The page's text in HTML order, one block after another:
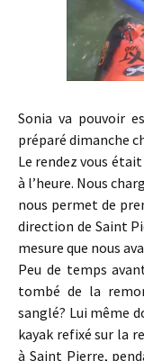
Sonia va pouvoir
préparé dimanche
Le rendez vous
à l’heure. Nous
nous permet de
direction de Saint
mesure que nous
Peu de temps
tombé de la
sanglé? Lui même
kayak refixé sur la
à Saint Pierre,